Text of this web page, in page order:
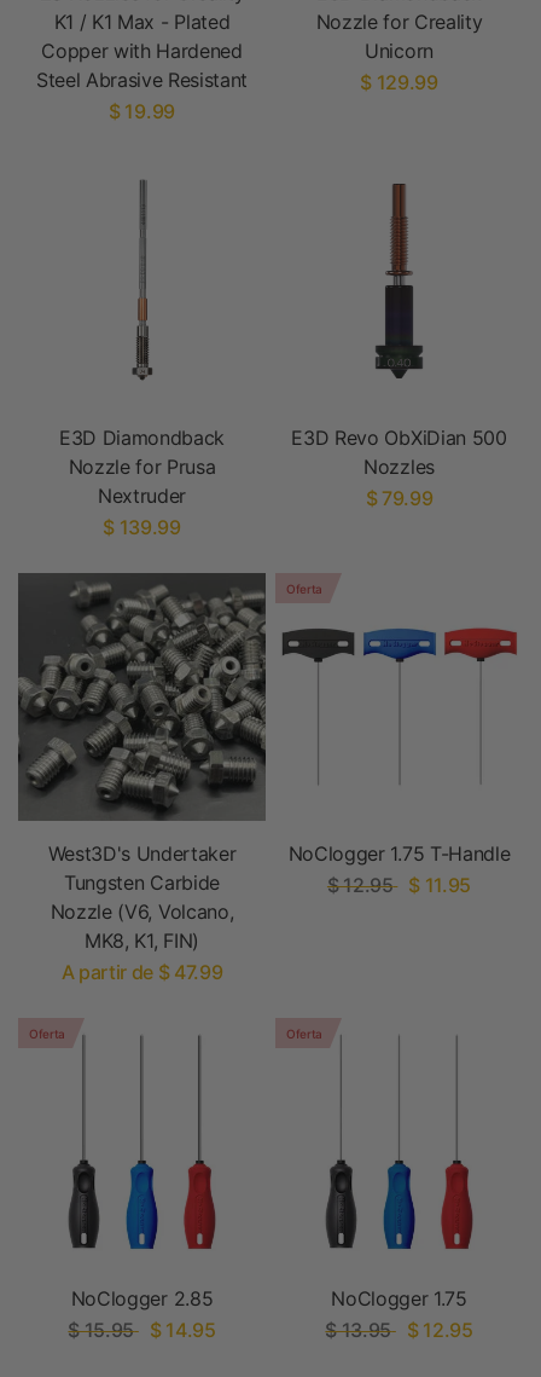
K1 / K1 Max - Plated
Copper with Hardened
Steel Abrasive Resistant
$ 19.99
Nozzle for Creality
Unicorn
$ 129.99
E3D Diamondback
Nozzle for Prusa
Nextruder
$ 139.99
E3D Revo ObXiDian 500
Nozzles
$ 79.99
West3D's Undertaker
Tungsten Carbide
Nozzle (V6, Volcano,
MK8, K1, FIN)
A partir de $ 47.99
Oferta
NoClogger 1.75 T-Handle
$ 12.95
$ 11.95
Oferta
NoClogger 2.85
$ 15.95
$ 14.95
Oferta
NoClogger 1.75
$ 13.95
$ 12.95